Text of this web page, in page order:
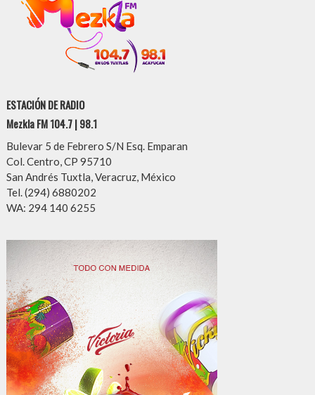
ESTACIÓN DE RADIO
Mezkla FM 104.7 | 98.1
Bulevar 5 de Febrero S/N Esq. Emparan
Col. Centro, CP 95710
San Andrés Tuxtla, Veracruz, México
Tel. (294) 6880202
WA: 294 140 6255